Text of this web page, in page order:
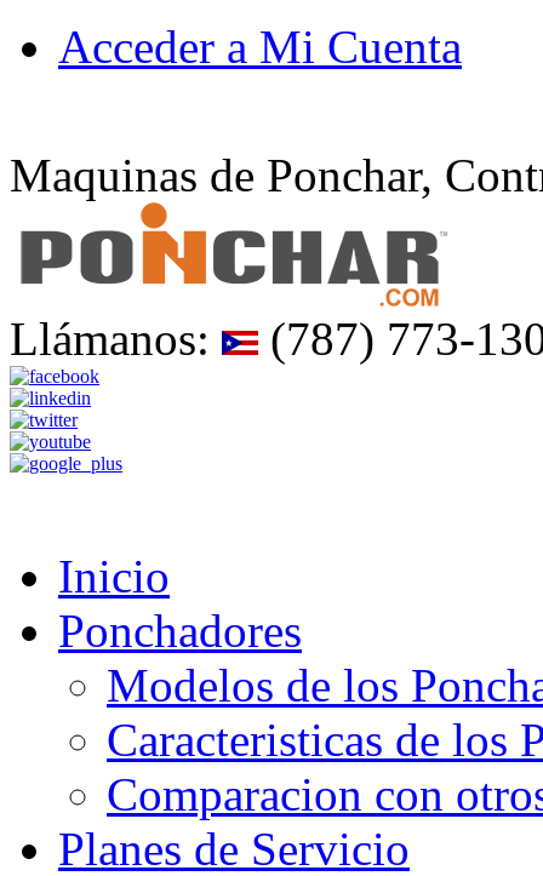
Acceder a Mi Cuenta
Maquinas de Ponchar,
Llámanos: (787) 773-
Inicio
Ponchadores
Modelos de los
Caracteristicas de los
Comparacion con
Planes de Servicio